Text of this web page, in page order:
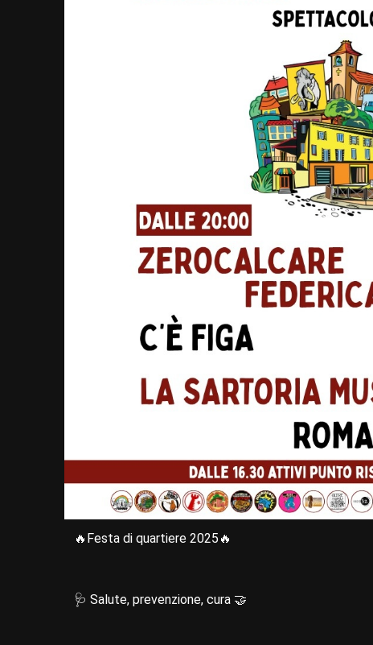
🔥Festa di quartiere 2025🔥
🩺 Salute, prevenzione, cura 🤝